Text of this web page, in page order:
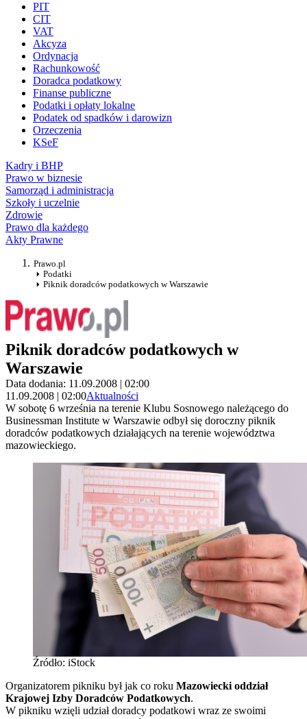
PIT
CIT
VAT
Akcyza
Ordynacja
Rachunkowość
Doradca podatkowy
Finanse publiczne
Podatki i opłaty lokalne
Podatek od spadków i darowizn
Orzeczenia
KSeF
Kadry i BHP
Prawo w biznesie
Samorząd i administracja
Szkoły i uczelnie
Zdrowie
Prawo dla każdego
Akty Prawne
Prawo.pl
Podatki
Piknik doradców podatkowych w Warszawie
Piknik doradców podatkowych w
Warszawie
Data dodania: 11.09.2008 | 02:00
11.09.2008 | 02:00Aktualności
W sobotę 6 września na terenie Klubu Sosnowego należącego do
Businessman Institute w Warszawie odbył się doroczny piknik
doradców podatkowych działających na terenie województwa
mazowieckiego.
Źródło: iStock
Organizatorem pikniku był jak co roku Mazowiecki oddział
Krajowej Izby Doradców Podatkowych.
W pikniku wzięli udział doradcy podatkowi wraz ze swoimi